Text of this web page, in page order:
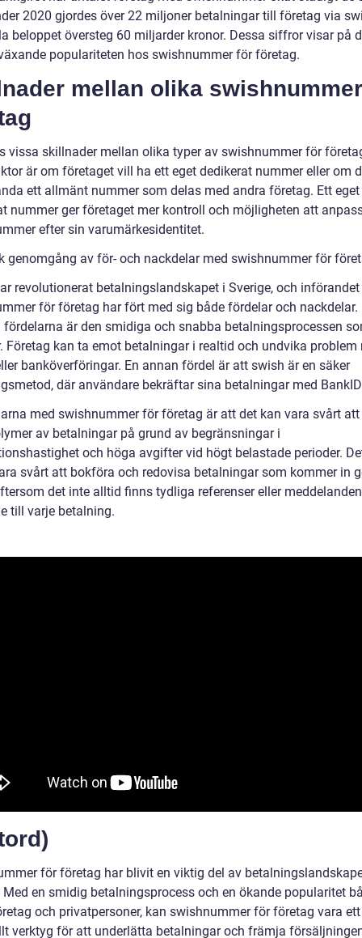
2020 gjordes över 22 miljoner betalningar till företag via
beloppet översteg 60 miljarder kronor. Dessa siffror visar på
populariteten hos swishnummer för företag.
mellan olika
vissa skillnader mellan olika typer av swishnummer för
är om företaget vill ha ett eget dedikerat nummer eller om
ett allmänt nummer som delas med andra företag. Ett eget
nummer ger företaget mer kontroll och möjligheten att
efter sin varumärkesidentitet.
genomgång av för- och nackdelar med swishnummer för
revolutionerat betalningslandskapet i Sverige, och
för företag har fört med sig både fördelar och nackdelar.
fördelarna är den smidiga och snabba betalningsprocessen
Företag kan ta emot betalningar i realtid och undvika problem
banköverföringar. En annan fördel är att swish är en säker
där användare bekräftar sina betalningar med
med swishnummer för företag är att det kan vara svårt
av betalningar på grund av begränsningar i
och höga avgifter vid högt belastade perioder.
svårt att bokföra och redovisa betalningar som kommer in
det inte alltid finns tydliga referenser eller meddelanden
till varje betalning.
för företag har blivit en viktig del av
Med en smidig betalningsprocess och en ökande popularitet
och privatpersoner, kan swishnummer för företag vara ett
verktyg för att underlätta betalningar och främja